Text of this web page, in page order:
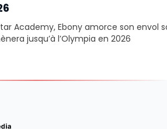
Academy, Ebony amorce son
jusqu’à l’Olympia en 2026